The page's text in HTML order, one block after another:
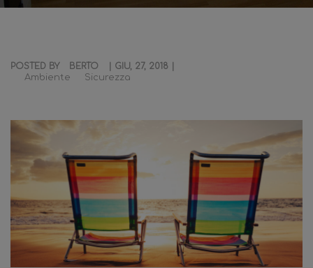
POSTED BY BERTO
| GIU, 27, 2018 |
Ambiente
Sicurezza